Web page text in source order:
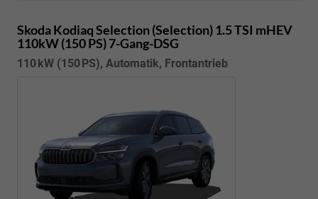
Skoda KodiaqSelection (Selection) 1.5 TSI mHEV
110kW (150 PS) 7-Gang-DSG
110 kW (150 PS), Automatik, Frontantrieb